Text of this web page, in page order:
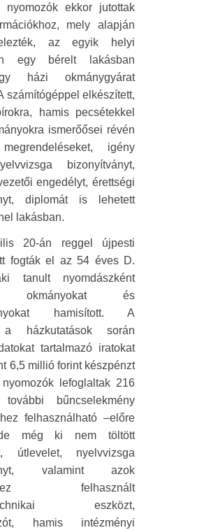
ekkor jutottak
mely alapján
az egyik helyi
egy bérelt lakásban
házi okmánygyárat
számítógéppel elkészített,
hamis pecsétekkel
ismerőősei révén
igény
bizonyítványt,
engedélyt, érettségi
diplomát is lehetett
lakásban.
20-án reggel újpesti
fogták el az 54 éves D.
tanult nyomdászként
okmányokat és
hamisított. A
a házkutatások során
tartalmazó iratokat
6,5 millió forint készpénzt
lefoglaltak 216
bűncselekmény
felhasználható –előre
még ki nem töltött
útlevelet, nyelvvizsga
valamint azok
felhasznált
eszközt,
hamis intézményi